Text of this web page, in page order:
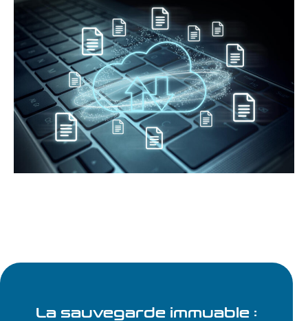
La sauvegarde immuable :